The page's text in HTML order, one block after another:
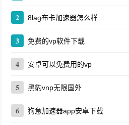
2 8lag布卡加速器怎么样
3 免费的vp软件下载
4 安卓可以免费用的vp
5 黑豹vnp无限国外
6 狗急加速器app安卓下载